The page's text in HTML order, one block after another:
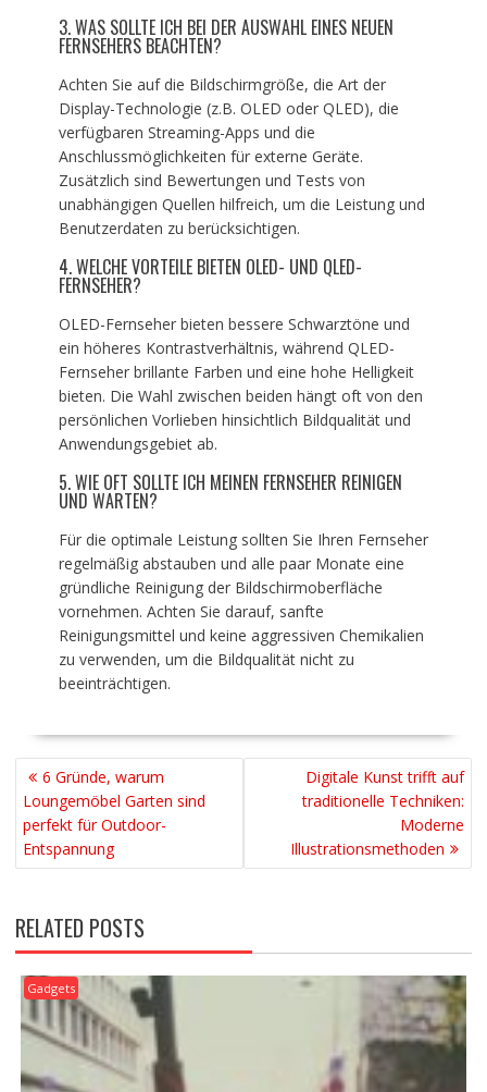
3. WAS SOLLTE ICH BEI DER AUSWAHL EINES NEUEN
FERNSEHERS BEACHTEN?
Achten Sie auf die Bildschirmgröße, die Art der
Display-Technologie (z.B. OLED oder QLED), die
verfügbaren Streaming-Apps und die
Anschlussmöglichkeiten für externe Geräte.
Zusätzlich sind Bewertungen und Tests von
unabhängigen Quellen hilfreich, um die Leistung und
Benutzerdaten zu berücksichtigen.
4. WELCHE VORTEILE BIETEN OLED- UND QLED-
FERNSEHER?
OLED-Fernseher bieten bessere Schwarztöne und
ein höheres Kontrastverhältnis, während QLED-
Fernseher brillante Farben und eine hohe Helligkeit
bieten. Die Wahl zwischen beiden hängt oft von den
persönlichen Vorlieben hinsichtlich Bildqualität und
Anwendungsgebiet ab.
5. WIE OFT SOLLTE ICH MEINEN FERNSEHER REINIGEN
UND WARTEN?
Für die optimale Leistung sollten Sie Ihren Fernseher
regelmäßig abstauben und alle paar Monate eine
gründliche Reinigung der Bildschirmoberfläche
vornehmen. Achten Sie darauf, sanfte
Reinigungsmittel und keine aggressiven Chemikalien
zu verwenden, um die Bildqualität nicht zu
beeinträchtigen.
BEITRAGSNAVIGATION
6 Gründe, warum
Loungemöbel Garten sind
perfekt für Outdoor-
Entspannung
Digitale Kunst trifft auf
traditionelle Techniken:
Moderne
Illustrationsmethoden
RELATED POSTS
Gadgets